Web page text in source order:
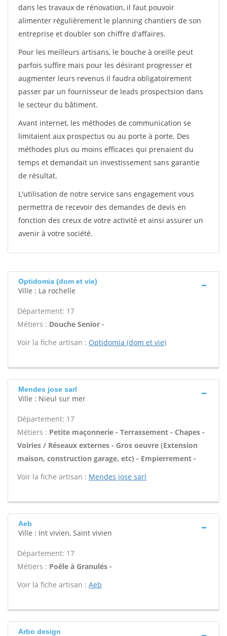
dans les travaux de rénovation, il faut pouvoir
alimenter régulièrement le planning chantiers de son
entreprise et doubler son chiffre d'affaires.
Pour les meilleurs artisans, le bouche à oreille peut
parfois suffire mais pour les désirant progresser et
augmenter leurs revenus il faudra obligatoirement
passer par un fournisseur de leads prospectsion dans
le secteur du bâtiment.
Avant internet, les méthodes de communication se
limitaient aux prospectus ou au porte à porte. Des
méthodes plus ou moins efficaces qui prenaient du
temps et demandait un investissement sans garantie
de résultat.
L'utilisation de notre service sans engagement vous
permettra de recevoir des demandes de devis en
fonction des creux de votre activité et ainsi assurer un
avenir à votre société.
Optidomia (dom et vie)
Ville : La rochelle
Département: 17
Métiers : Douche Senior -
Voir la fiche artisan : Optidomia (dom et vie)
Mendes jose sarl
Ville : Nieul sur mer
Département: 17
Métiers : Petite maçonnerie - Terrassement - Chapes -
Voiries / Réseaux externes - Gros oeuvre (Extension
maison, construction garage, etc) - Empierrement -
Voir la fiche artisan : Mendes jose sarl
Aeb
Ville : Int vivien, Saint vivien
Département: 17
Métiers : Poêle à Granulés -
Voir la fiche artisan : Aeb
Arbo design